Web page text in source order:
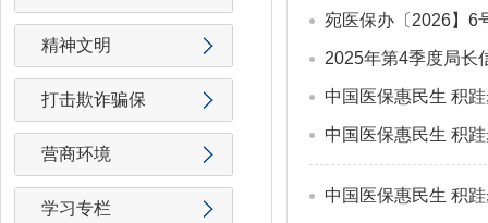
精神文明
打击欺诈骗保
营商环境
学习专栏
宛医保办〔2026】6
2025年第4季度局长
中国医保惠民生 积
中国医保惠民生 积
中国医保惠民生 积